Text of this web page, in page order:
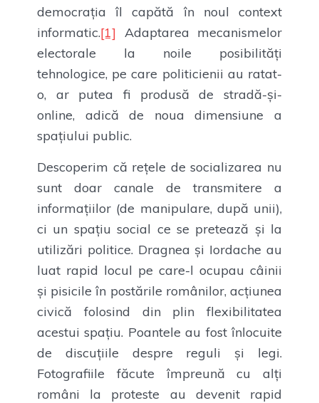
democrația îl capătă în noul context
informatic.[1] Adaptarea mecanismelor
electorale la noile posibilități
tehnologice, pe care politicienii au ratat-
o, ar putea fi produsă de stradă-și-
online, adică de noua dimensiune a
spațiului public.
Descoperim că rețele de socializarea nu
sunt doar canale de transmitere a
informațiilor (de manipulare, după unii),
ci un spațiu social ce se pretează și la
utilizări politice. Dragnea și Iordache au
luat rapid locul pe care-l ocupau câinii
și pisicile în postările românilor, acțiunea
civică folosind din plin flexibilitatea
acestui spațiu. Poantele au fost înlocuite
de discuțiile despre reguli și legi.
Fotografiile făcute împreună cu alți
români la proteste au devenit rapid